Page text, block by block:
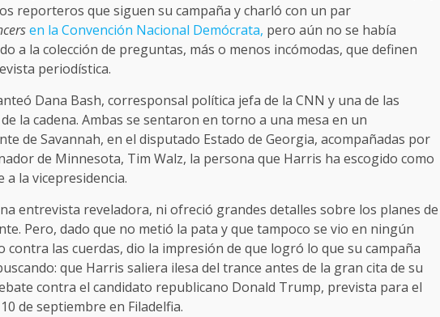
reporteros que siguen su campaña y charló con un par
en la Convención Nacional Demócrata, pero aún no se había
a la colección de preguntas, más o menos incómodas, que definen
periodística.
Dana Bash, corresponsal política jefa de la CNN y una de las
la cadena. Ambas se sentaron en torno a una mesa en un
de Savannah, en el disputado Estado de Georgia, acompañadas por
de Minnesota, Tim Walz, la persona que Harris ha escogido como
a la vicepresidencia.
entrevista reveladora, ni ofreció grandes detalles sobre los planes de
Pero, dado que no metió la pata y que tampoco se vio en ningún
contra las cuerdas, dio la impresión de que logró lo que su campaña
que Harris saliera ilesa del trance antes de la gran cita de su
contra el candidato republicano Donald Trump, prevista para el
de septiembre en Filadelfia.